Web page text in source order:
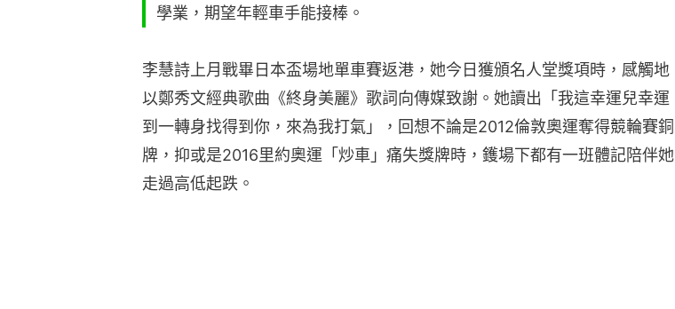
學業，期望年輕車手能接棒。
李慧詩上月戰畢日本盃場地單車賽返港，她今日獲頒名人堂獎項時，感觸地
以鄭秀文經典歌曲《終身美麗》歌詞向傳媒致謝。她讀出「我這幸運兒幸運
到一轉身找得到你，來為我打氣」，回想不論是2012倫敦奧運奪得競輪賽銅
牌，抑或是2016里約奧運「炒車」痛失獎牌時，鑊場下都有一班體記陪伴她
走過高低起跌。